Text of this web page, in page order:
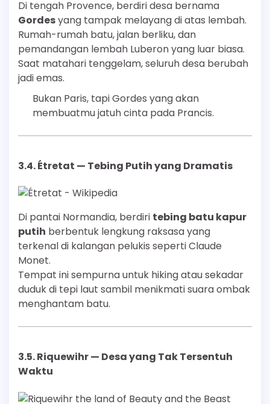
Di tengah Provence, berdiri desa bernama
Gordesyang tampak melayang di atas lembah.
Rumah-rumah batu, jalan berliku, dan
pemandangan lembah Luberon yang luar biasa.
Saat matahari tenggelam, seluruh desa berubah
jadi emas.
Bukan Paris, tapi Gordes yang akan
membuatmu jatuh cinta pada Prancis.
3.4.Étretat — Tebing Putih yang Dramatis
Di pantai Normandia, berdiri tebing batu kapur
putih berbentuk lengkung raksasa yang
terkenal di kalangan pelukis seperti Claude
Monet.
Tempat ini sempurna untuk hiking atau sekadar
duduk di tepi laut sambil menikmati suara ombak
menghantam batu.
3.5.Riquewihr — Desa yang Tak Tersentuh
Waktu